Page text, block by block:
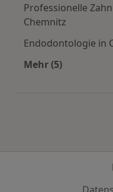
Professionelle
Chemnitz
Endodontologie in
Mehr (5)